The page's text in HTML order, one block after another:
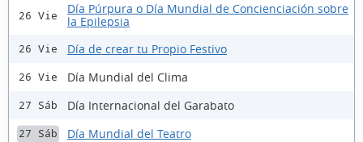
26 Vie
Día Púrpura o Día Mundial de Concienciación sobre
la Epilepsia
26 Vie Día de crear tu Propio Festivo
26 Vie Día Mundial del Clima
27 Sáb Día Internacional del Garabato
27 Sáb Día Mundial del Teatro